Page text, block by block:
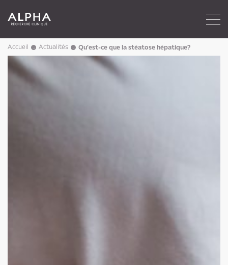
Accueil Actualités Qu'est-ce que la stéatose hépatique?